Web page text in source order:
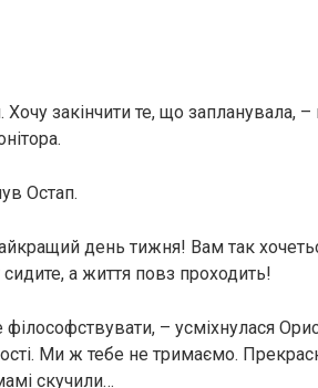
закінчити те, що запланувала, –
Остап.
день тижня! Вам так
а життя повз проходить!
філософствувати, – усміхнулася
Ми ж тебе не тримаємо.
скучили…